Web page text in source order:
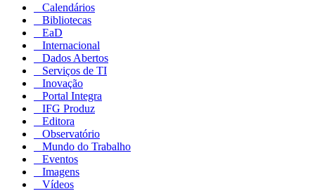
Calendários
Bibliotecas
EaD
Internacional
Dados Abertos
Serviços de TI
Inovação
Portal Integra
IFG Produz
Editora
Observatório
Mundo do Trabalho
Eventos
Imagens
Vídeos